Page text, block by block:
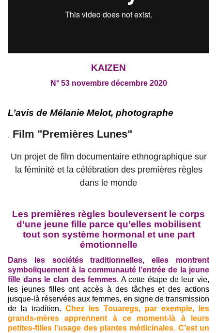
KAIZEN
N° 53 novembre décembre 2020
L’avis de Mélanie Melot, photographe
. Film "Premières Lunes"
Un projet de film documentaire ethnographique sur
la féminité et la célébration des premières règles
dans le monde
Les premières règles bouleversent le corps
d’une jeune fille parce qu’elles mobilisent
tout son système hormonal et une part
émotionnelle
Dans les sociétés traditionnelles, elles montrent
symboliquement à la communauté l’entrée de la jeune
fille dans le clan des femmes. A cette étape de leur vie,
les jeunes filles ont accès à des tâches et des actions
jusque-là réservées aux femmes, en signe de transmission
de la tradition. Chez les Touaregs, par exemple, les
grands-mères apprennent à ce moment-là à leurs
petites-filles l’usage des plantes médicinales. C’est un